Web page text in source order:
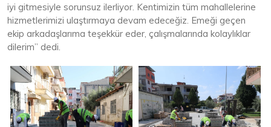
iyi gitmesiyle sorunsuz ilerliyor. Kentimizin tüm mahallelerine
hizmetlerimizi ulaştırmaya devam edeceğiz. Emeği geçen
ekip arkadaşlarıma teşekkür eder, çalışmalarında kolaylıklar
dilerim” dedi.